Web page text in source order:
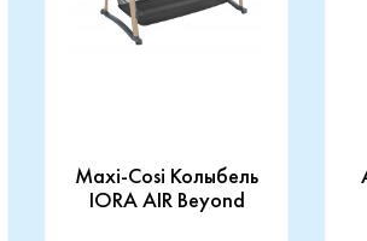
Maxi-Cosi Колыбель
IORA AIR Beyond